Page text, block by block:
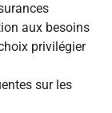
aux besoins
privilégier
sur les